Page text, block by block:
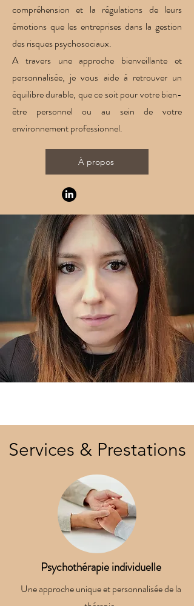
compréhension et la régulations de leurs
émotions que les entreprises dans la gestion
des risques psychosociaux.
A travers une approche bienveillante et
personnalisée, je vous aide à retrouver un
équilibre durable, que ce soit pour votre bien-
être personnel ou au sein de votre
environnement professionnel.
À propos
Services & Prestations
Psychothérapie individuelle
Une approche unique et personnalisée de la